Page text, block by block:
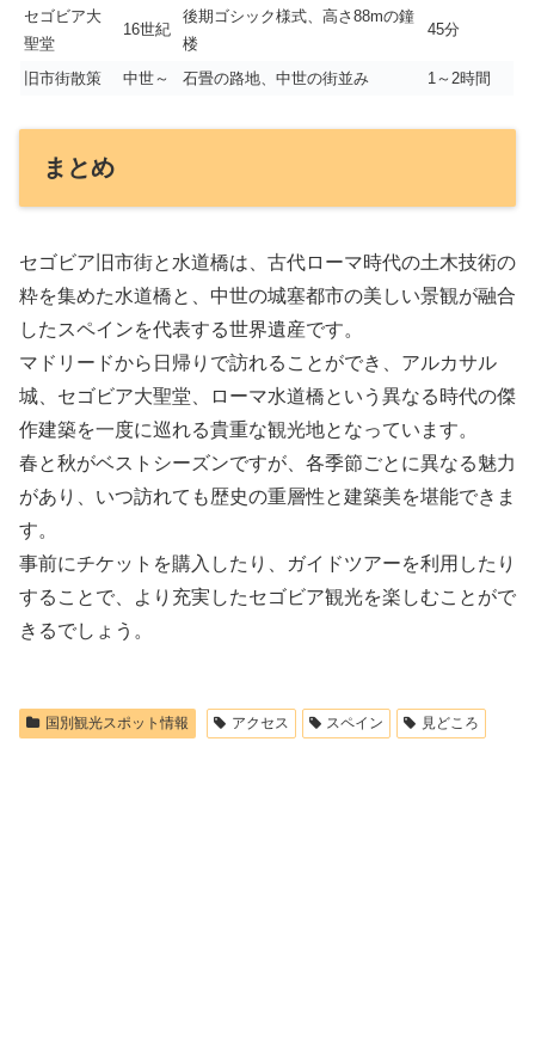
セゴビア大
聖堂
16世紀
後期ゴシック様式、高さ88mの鐘
楼
45分
旧市街散策 中世～ 石畳の路地、中世の街並み 1～2時間
まとめ
セゴビア旧市街と水道橋は、古代ローマ時代の土木技術の
粋を集めた水道橋と、中世の城塞都市の美しい景観が融合
したスペインを代表する世界遺産です。
マドリードから日帰りで訪れることができ、アルカサル
城、セゴビア大聖堂、ローマ水道橋という異なる時代の傑
作建築を一度に巡れる貴重な観光地となっています。
春と秋がベストシーズンですが、各季節ごとに異なる魅力
があり、いつ訪れても歴史の重層性と建築美を堪能できま
す。
事前にチケットを購入したり、ガイドツアーを利用したり
することで、より充実したセゴビア観光を楽しむことがで
きるでしょう。
国別観光スポット情報 アクセス スペイン 見どころ